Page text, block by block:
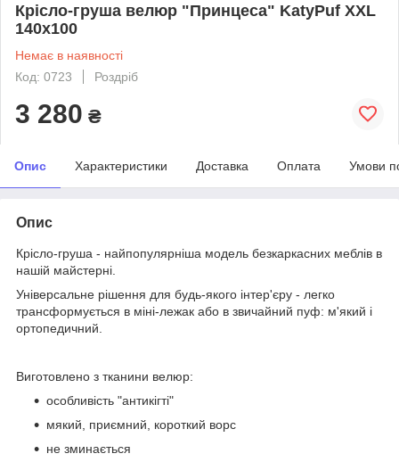
Крісло-груша велюр "Принцеса" KatyPuf XXL
140x100
Немає в наявності
Код: 0723
Роздріб
3 280 ₴
Опис Характеристики Доставка Оплата Умови
Опис
Крісло-груша - найпопулярніша модель безкаркасних меблів в
нашій майстерні.
Універсальне рішення для будь-якого інтер'єру - легко
трансформується в міні-лежак або в звичайний пуф: м'який і
ортопедичний.
Виготовлено з тканини велюр:
особливість "антикігті"
мякий, приємний, короткий ворс
не зминається